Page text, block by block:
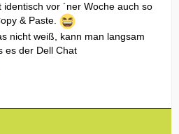
vor ´ner Woche auch so
& Paste.
nicht weiß, kann man langsam
es der Dell Chat